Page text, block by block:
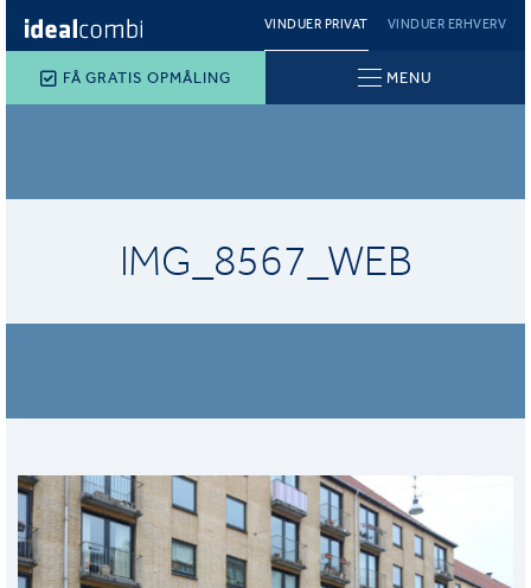
VINDUER PRIVAT VINDUER ERHVERV
FÅ GRATIS OPMÅLING MENU
IMG_8567_WEB